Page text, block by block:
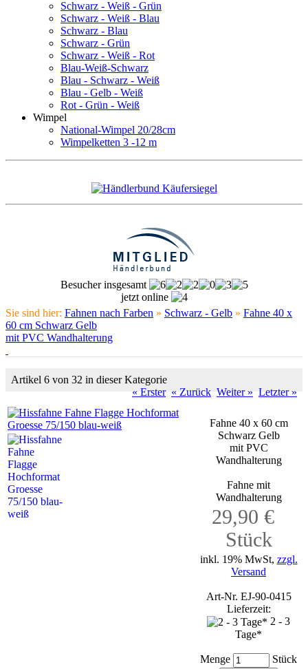
Schwarz - Weiß - Grün
Schwarz - Weiß - Blau
Schwarz - Blau
Schwarz - Grün
Schwarz - Weiß - Rot
Blau-Weiß-Schwarz
Blau - Schwarz - Weiß
Blau - Gelb - Weiß
Rot - Grün - Weiß
Wimpel
National-Wimpel 20/28cm
Wimpelketten 3 -12 m
Besucher insgesamt
jetzt online
Sie sind hier: Fahnen nach Farben » Schwarz - Gelb » Fahne 40 x
60 cm Schwarz Gelb
mit PVC Wandhalterung
Artikel 6 von 32 in dieser Kategorie
« Erster « Zurück Weiter » Letzter »
Fahne 40 x 60 cm
Schwarz Gelb
mit PVC
Wandhalterung
Fahne mit
Wandhalterung
29,90 €
Stück
inkl. 19% MwSt, zzgl.
Versand
Art-Nr. EJ-90-0415
Lieferzeit:
2 - 3
Tage*
Menge Stück